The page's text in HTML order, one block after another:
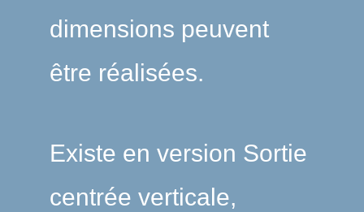
dimensions peuvent
être réalisées.
Existe en version Sortie
centrée verticale,